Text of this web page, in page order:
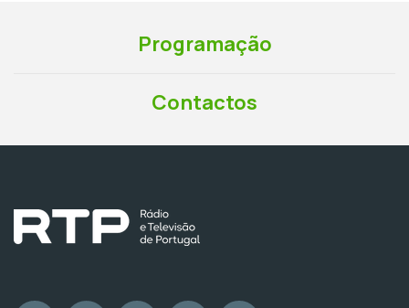
Programação
Contactos